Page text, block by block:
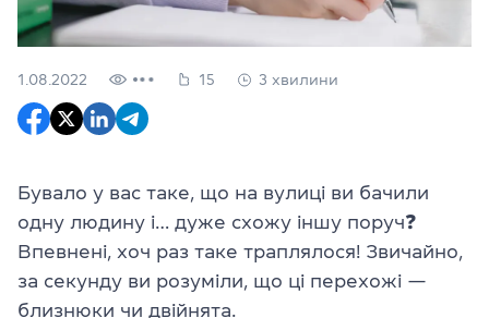
1.08.2022 15 3 хвилини
Бувало у вас таке, що на вулиці ви бачили
одну людину і… дуже схожу іншу поруч❓
Впевнені, хоч раз таке траплялося! Звичайно,
за секунду ви розуміли, що ці перехожі —
близнюки чи двійнята.